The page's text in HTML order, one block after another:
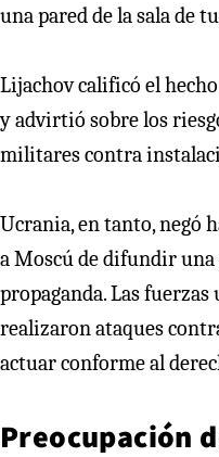
una pared de la sala de
Lijachov calificó el
y advirtió sobre los
militares contra
Ucrania, en tanto, negó
a Moscú de difundir
propaganda. Las
realizaron ataques
actuar conforme al
Preocupación